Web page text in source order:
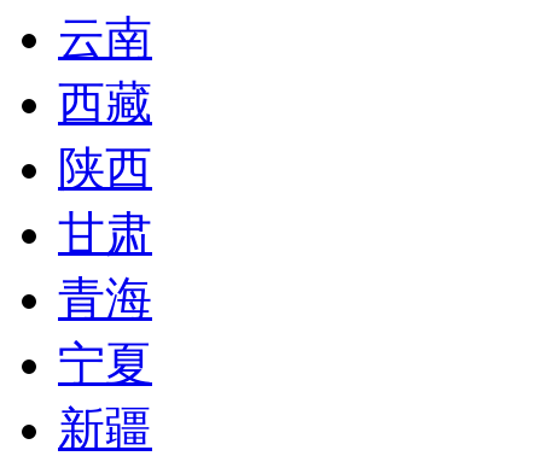
云南
西藏
陕西
甘肃
青海
宁夏
新疆